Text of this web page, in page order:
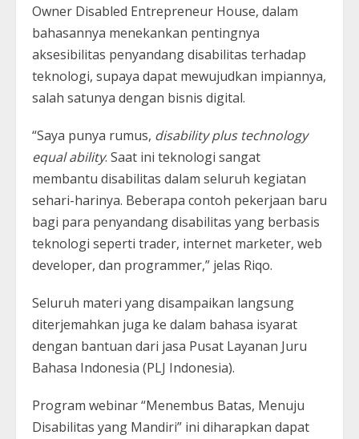
Owner Disabled Entrepreneur House, dalam
bahasannya menekankan pentingnya
aksesibilitas penyandang disabilitas terhadap
teknologi, supaya dapat mewujudkan impiannya,
salah satunya dengan bisnis digital.
“Saya punya rumus, disability plus technology
equal ability. Saat ini teknologi sangat
membantu disabilitas dalam seluruh kegiatan
sehari-harinya. Beberapa contoh pekerjaan baru
bagi para penyandang disabilitas yang berbasis
teknologi seperti trader, internet marketer, web
developer, dan programmer,” jelas Riqo.
Seluruh materi yang disampaikan langsung
diterjemahkan juga ke dalam bahasa isyarat
dengan bantuan dari jasa Pusat Layanan Juru
Bahasa Indonesia (PLJ Indonesia).
Program webinar “Menembus Batas, Menuju
Disabilitas yang Mandiri” ini diharapkan dapat